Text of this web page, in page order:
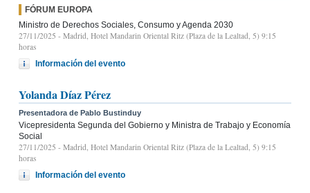
FÓRUM EUROPA
Ministro de Derechos Sociales, Consumo y Agenda 2030
27/11/2025 - Madrid, Hotel Mandarin Oriental Ritz (Plaza de la Lealtad, 5) 9:15
horas
Información del evento
Yolanda Díaz Pérez
Presentadora de Pablo Bustinduy
Vicepresidenta Segunda del Gobierno y Ministra de Trabajo y Economía
Social
27/11/2025 - Madrid, Hotel Mandarin Oriental Ritz (Plaza de la Lealtad, 5) 9:15
horas
Información del evento